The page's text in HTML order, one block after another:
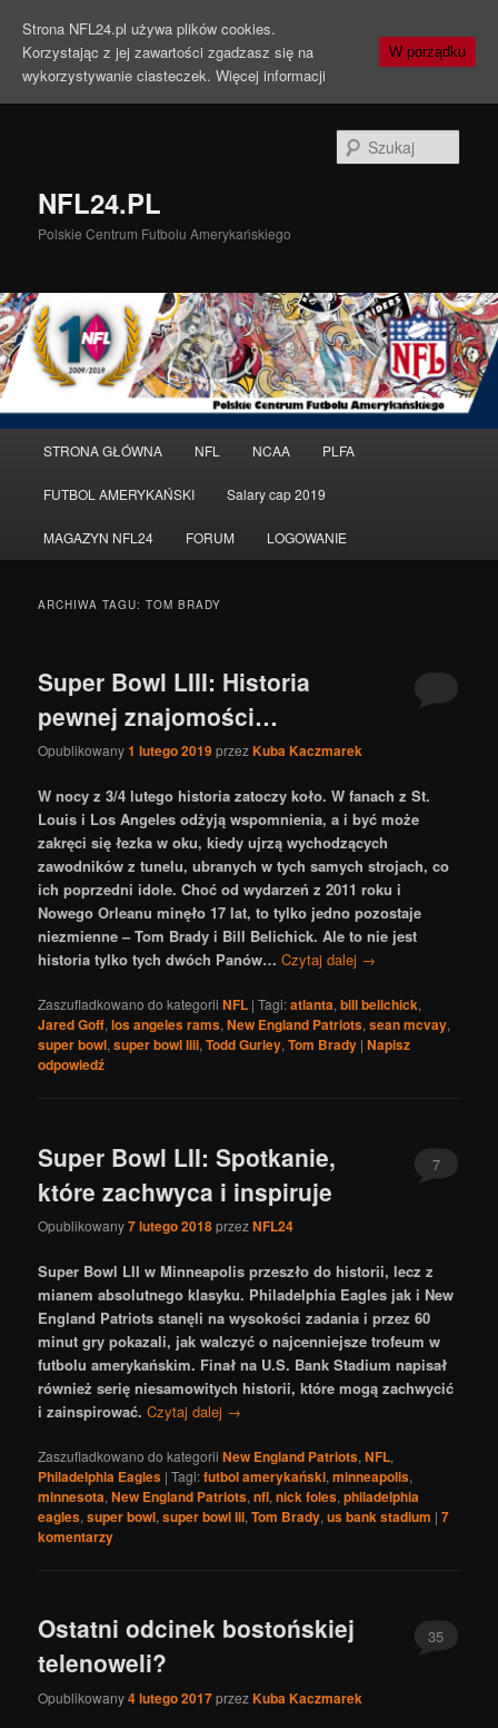
NFL24.PL
Polskie Centrum Futbolu Amerykańskiego
główne
Przeskocz
do
tekstu
Przeskocz
do
widgetów
STRONA GŁÓWNA NFL NCAA PLFA
FUTBOL AMERYKAŃSKI Salary cap 2019
MAGAZYN NFL24 FORUM LOGOWANIE
ARCHIWA TAGU:TOM BRADY
Super Bowl LIII: Historia
pewnej znajomości…
Opublikowany1 lutego 2019przezKuba Kaczmarek
W nocy z 3/4 lutego historia zatoczy koło. W fanach z St.
Louis i Los Angeles odżyją wspomnienia, a i być może
zakręci się łezka w oku, kiedy ujrzą wychodzących
zawodników z tunelu, ubranych w tych samych strojach, co
ich poprzedni idole. Choć od wydarzeń z 2011 roku i
Nowego Orleanu minęło 17 lat, to tylko jedno pozostaje
niezmienne – Tom Brady i Bill Belichick. Ale to nie jest
historia tylko tych dwóch Panów… Czytaj dalej →
Zaszufladkowano do kategorii NFL |Tagi:atlanta,bill belichick,
Jared Goff,los angeles rams,New England Patriots,sean mcvay,
super bowl,super bowl liii,Todd Gurley,Tom Brady |Napisz
odpowiedź
Super Bowl LII: Spotkanie,
które zachwyca i inspiruje
Opublikowany7 lutego 2018przezNFL24
7
Super Bowl LII w Minneapolis przeszło do historii, lecz z
mianem absolutnego klasyku. Philadelphia Eagles jak i New
England Patriots stanęli na wysokości zadania i przez 60
minut gry pokazali, jak walczyć o najcenniejsze trofeum w
futbolu amerykańskim. Finał na U.S. Bank Stadium napisał
również serię niesamowitych historii, które mogą zachwycić
i zainspirować. Czytaj dalej →
Zaszufladkowano do kategorii New England Patriots,NFL,
Philadelphia Eagles |Tagi:futbol amerykański,minneapolis,
minnesota,New England Patriots,nfl,nick foles,philadelphia
eagles,super bowl,super bowl lii,Tom Brady,us bank stadium |7
komentarzy
Ostatni odcinek bostońskiej
telenoweli?
Opublikowany4 lutego 2017przezKuba Kaczmarek
35
Strona NFL24.pl używa plików cookies.
Korzystając z jej zawartości zgadzasz się na
wykorzystywanie ciasteczek. Więcej informacji
W porządku